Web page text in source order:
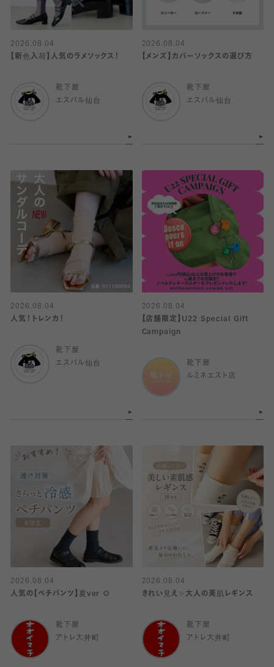
2026.08.04
【新色入荷】人気のラメソックス！
靴下屋
エスパル仙台
2026.08.04
【メンズ】カバーソックスの選び方
靴下屋
エスパル仙台
2026.08.04
人気！トレンカ！
靴下屋
エスパル仙台
2026.08.04
【店舗限定】U22 Special Gift
Campaign
靴下屋
ルミネエスト店
2026.08.04
人気の【ペチパンツ】夏ver 🌻
靴下屋
アトレ大井町
2026.08.04
きれい見え✨大人の美肌レギンス
靴下屋
アトレ大井町